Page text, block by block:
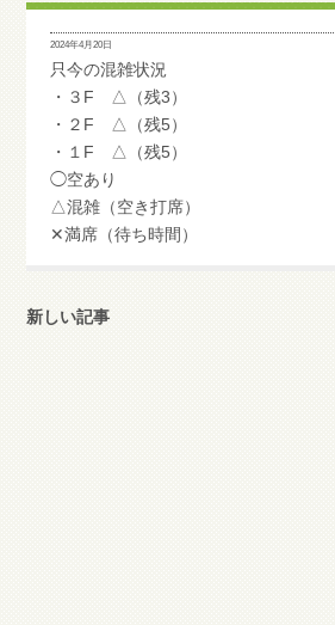
2024年4月20日
只今の混雑状況
・３F △（残3）
・２F △（残5）
・１F △（残5）
◯空あり
△混雑（空き打席）
✕満席（待ち時間）
新しい記事